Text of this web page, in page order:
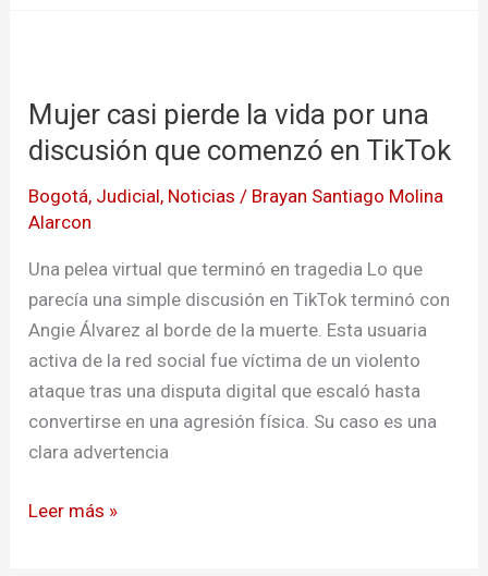
Mujer casi pierde la vida por una
discusión que comenzó en TikTok
Bogotá, Judicial, Noticias / Brayan Santiago Molina
Alarcon
Una pelea virtual que terminó en tragedia Lo que
parecía una simple discusión en TikTok terminó con
Angie Álvarez al borde de la muerte. Esta usuaria
activa de la red social fue víctima de un violento
ataque tras una disputa digital que escaló hasta
convertirse en una agresión física. Su caso es una
clara advertencia
pierde
la
por
una
discusión
que
comenzó
en
TikTok
Leer más »